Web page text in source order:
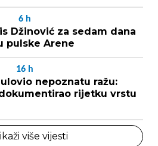
6 h
Džinović za sedam dana
pulske Arene
16 h
nepoznatu ražu:
rijetku vrstu
više vijesti